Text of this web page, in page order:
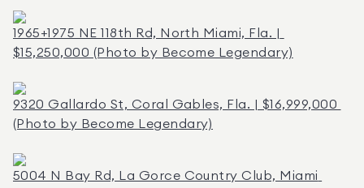
1965+1975 NE 118th Rd, North Miami, Fla. |
$15,250,000 (Photo by Become Legendary)
9320 Gallardo St, Coral Gables, Fla. | $16,999,000
(Photo by Become Legendary)
5004 N Bay Rd, La Gorce Country Club, Miami